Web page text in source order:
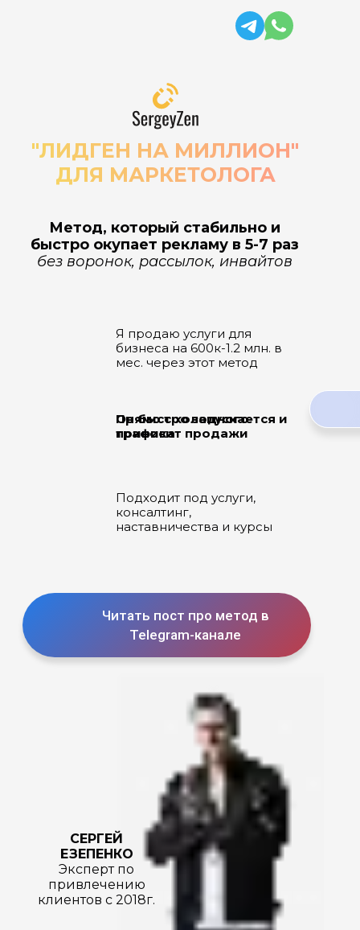
Прямо с холодного
трафика
Метод, который стабильно и
быстро окупает рекламу в 5-7 раз
без воронок, рассылок, инвайтов
"ЛИДГЕН НА МИЛЛИОН"
ДЛЯ МАРКЕТОЛОГА
СЕРГЕЙ
ЕЗЕПЕНКО
Эксперт по
привлечению
клиентов с 2018г.
Подходит под услуги,
консалтинг,
наставничества и курсы
Он быстро запускается и
приносит продажи
Я продаю услуги для
бизнеса на 600к-1.2 млн. в
мес. через этот метод
Читать пост про метод в
Telegram-канале